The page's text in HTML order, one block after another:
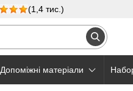
(1,4 тис.)
Допоміжні матеріали